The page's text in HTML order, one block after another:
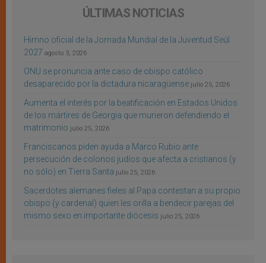
ÚLTIMAS NOTICIAS
Himno oficial de la Jornada Mundial de la Juventud Seúl
2027 agosto 3, 2026
ONU se pronuncia ante caso de obispo católico
desaparecido por la dictadura nicaragüense julio 25, 2026
Aumenta el interés por la beatificación en Estados Unidos
de los mártires de Georgia que murieron defendiendo el
matrimonio julio 25, 2026
Franciscanos piden ayuda a Marco Rubio ante
persecución de colonos judíos que afecta a cristianos (y
no sólo) en Tierra Santa julio 25, 2026
Sacerdotes alemanes fieles al Papa contestan a su propio
obispo (y cardenal) quien les orilla a bendecir parejas del
mismo sexo en importante diócesis julio 25, 2026